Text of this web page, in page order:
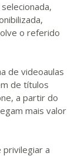
o referido
de videoaulas
de títulos
a partir do
mais valor
privilegiar a